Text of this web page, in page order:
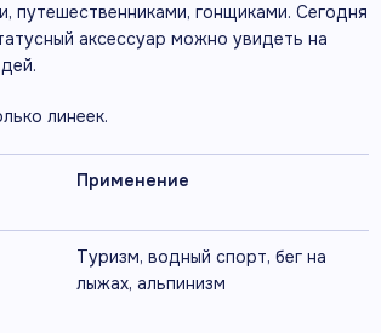
путешественниками, гонщиками. Сегодня
аксессуар можно увидеть на
линеек.
Применение
Туризм, водный спорт, бег на
лыжах, альпинизм